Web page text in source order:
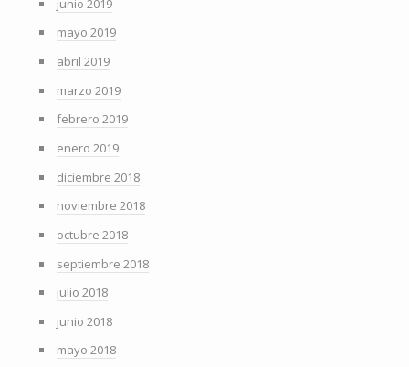
junio 2019
mayo 2019
abril 2019
marzo 2019
febrero 2019
enero 2019
diciembre 2018
noviembre 2018
octubre 2018
septiembre 2018
julio 2018
junio 2018
mayo 2018